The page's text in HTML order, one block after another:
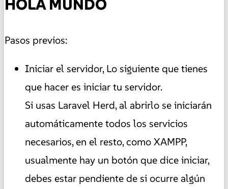
HOLA MUNDO
Pasos previos:
Iniciar el servidor, Lo siguiente que tienes
que hacer es iniciar tu servidor.
Si usas Laravel Herd, al abrirlo se iniciarán
automáticamente todos los servicios
necesarios, en el resto, como XAMPP,
usualmente hay un botón que dice iniciar,
debes estar pendiente de si ocurre algún